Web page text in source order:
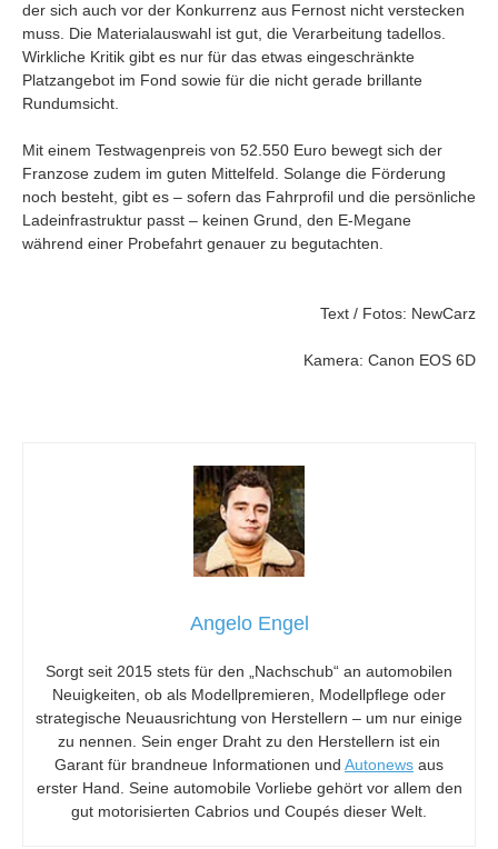
der sich auch vor der Konkurrenz aus Fernost nicht verstecken
muss. Die Materialauswahl ist gut, die Verarbeitung tadellos.
Wirkliche Kritik gibt es nur für das etwas eingeschränkte
Platzangebot im Fond sowie für die nicht gerade brillante
Rundumsicht.
Mit einem Testwagenpreis von 52.550 Euro bewegt sich der
Franzose zudem im guten Mittelfeld. Solange die Förderung
noch besteht, gibt es – sofern das Fahrprofil und die persönliche
Ladeinfrastruktur passt – keinen Grund, den E-Megane
während einer Probefahrt genauer zu begutachten.
Text / Fotos: NewCarz
Kamera: Canon EOS 6D
Angelo Engel
Sorgt seit 2015 stets für den „Nachschub“ an automobilen
Neuigkeiten, ob als Modellpremieren, Modellpflege oder
strategische Neuausrichtung von Herstellern – um nur einige
zu nennen. Sein enger Draht zu den Herstellern ist ein
Garant für brandneue Informationen und Autonews aus
erster Hand. Seine automobile Vorliebe gehört vor allem den
gut motorisierten Cabrios und Coupés dieser Welt.